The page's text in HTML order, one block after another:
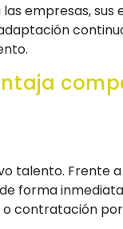
empresas, sus
talento. Frente
forma
o contratación